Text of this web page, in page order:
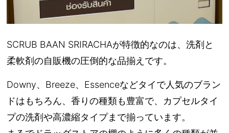
SCRUB BAAN SRIRACHAが特徴的なのは、洗剤と
柔軟剤の自販機の圧倒的な品揃えです。
Downy、Breeze、Essenceなどタイで人気のブラン
ドはもちろん、香りの種類も豊富で、カプセルタイ
プの洗剤や高濃縮タイプまで揃っています。